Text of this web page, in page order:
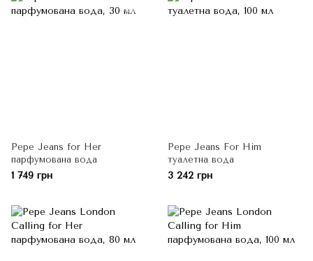
Pepe Jeans for Her
парфумована вода
1 749 грн
Pepe Jeans For Him
туалетна вода
3 242 грн